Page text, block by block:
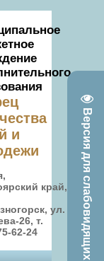
Версия для слабовидящих
и
край,
ул.
26, т.
62-24